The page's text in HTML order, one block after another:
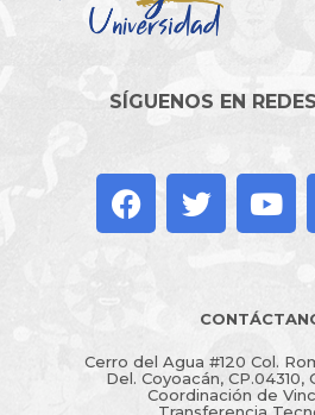
SÍGUENOS EN
Cerro del Agua #120 Col.
Del. Coyoacán, CP.04310,
Coordinación de